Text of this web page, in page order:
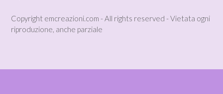
Copyright emcreazioni.com - All rights reserved - Vietata ogni
riproduzione, anche parziale